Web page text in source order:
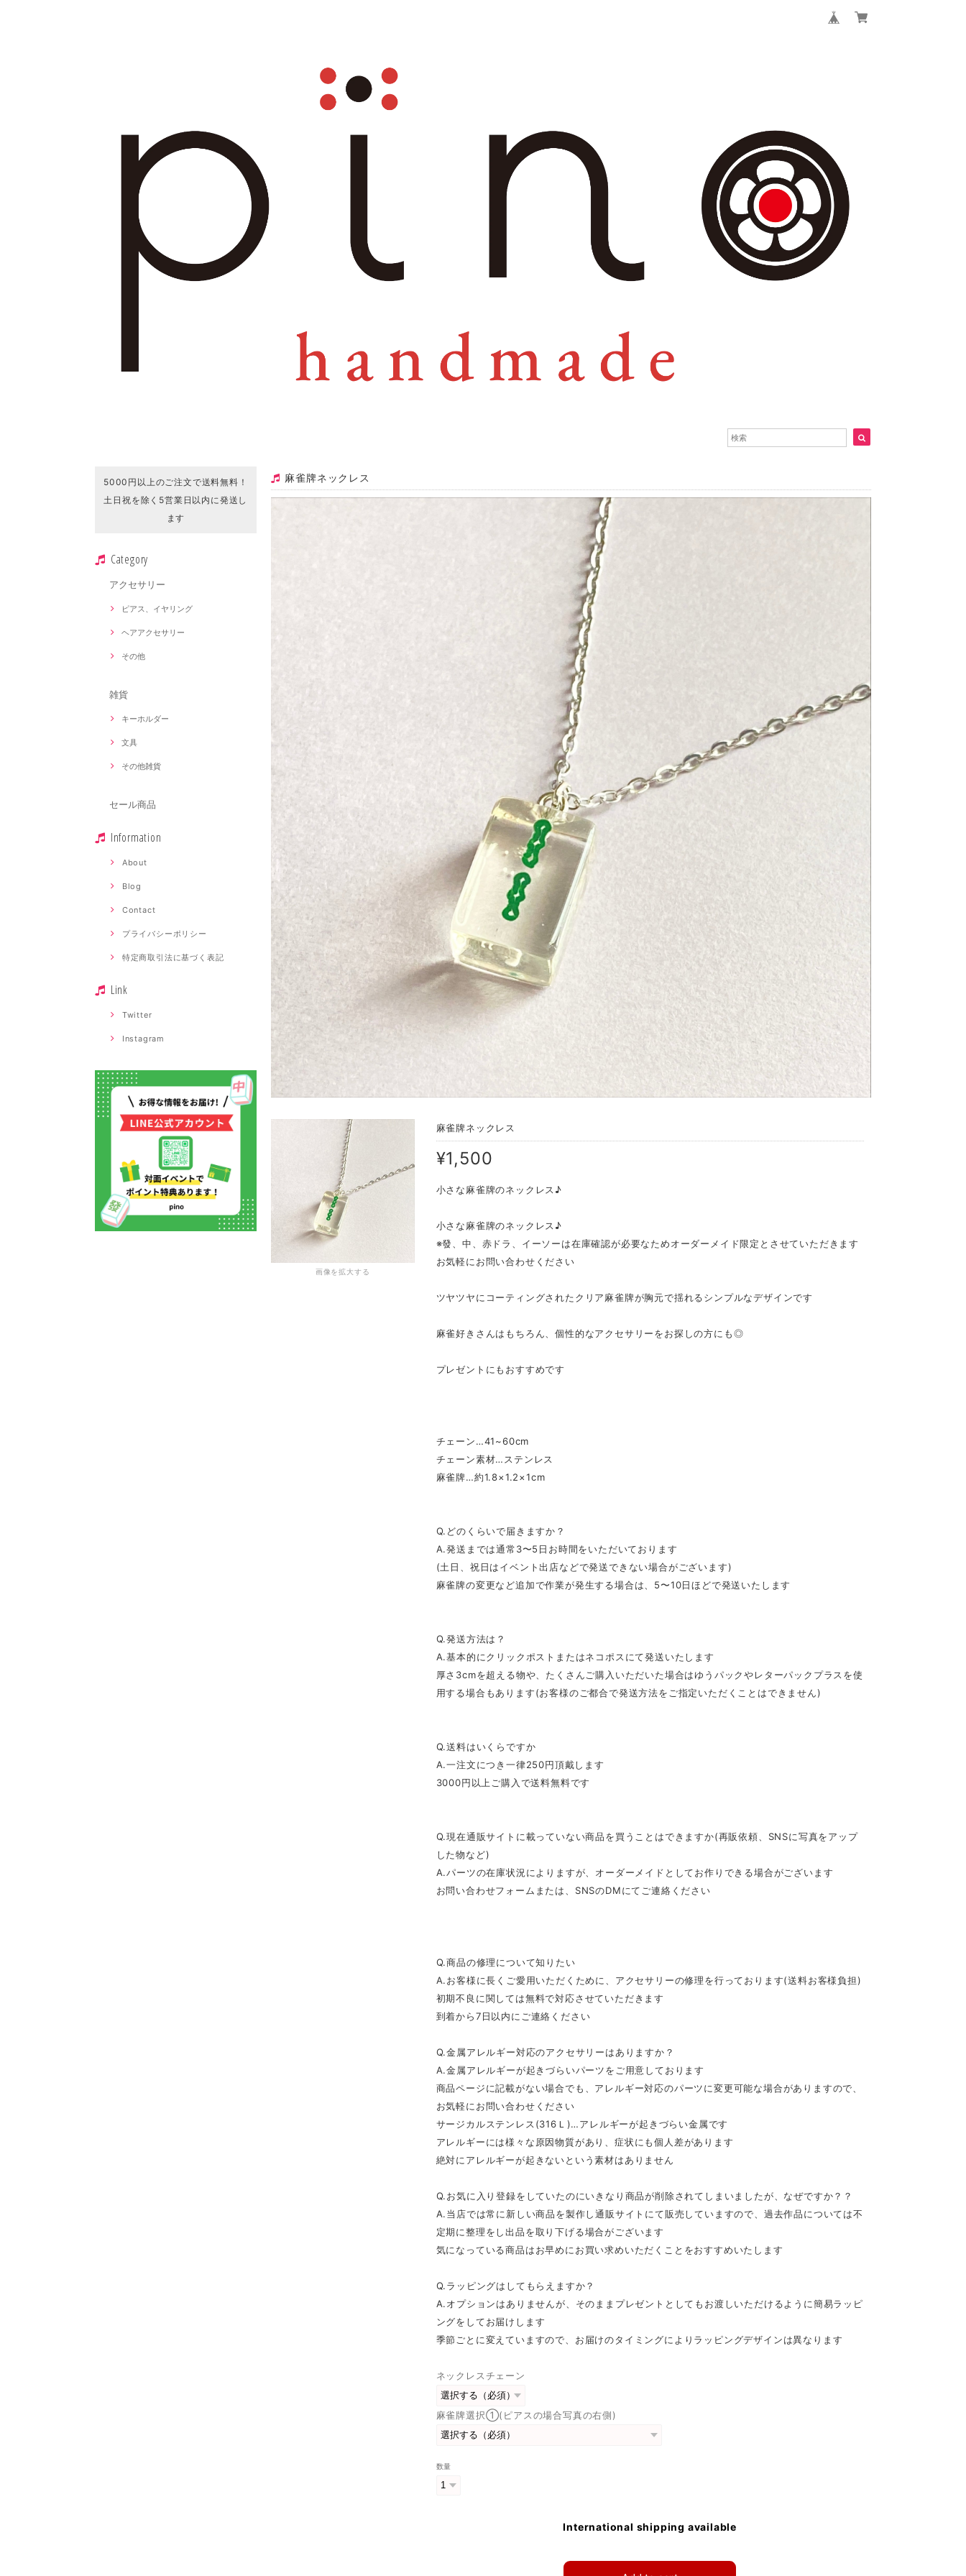
5000円以上のご注文で送料無料！
土日祝を除く5営業日以内に発送し
ます
Category
アクセサリー
ピアス、イヤリング
ヘアアクセサリー
その他
雑貨
キーホルダー
文具
その他雑貨
セール商品
Information
About
Blog
Contact
プライバシーポリシー
特定商取引法に基づく表記
Link
Twitter
Instagram
麻雀牌ネックレス
画像を拡大する
麻雀牌ネックレス
¥1,500
小さな麻雀牌のネックレス♪
小さな麻雀牌のネックレス♪
※發、中、赤ドラ、イーソーは在庫確認が必要なためオーダーメイド限定とさせていただきます
お気軽にお問い合わせください
ツヤツヤにコーティングされたクリア麻雀牌が胸元で揺れるシンプルなデザインです
麻雀好きさんはもちろん、個性的なアクセサリーをお探しの方にも◎
プレゼントにもおすすめです
チェーン…41~60cm
チェーン素材…ステンレス
麻雀牌…約1.8×1.2×1cm
Q.どのくらいで届きますか？
A.発送までは通常3〜5日お時間をいただいております
(土日、祝日はイベント出店などで発送できない場合がございます)
麻雀牌の変更など追加で作業が発生する場合は、5〜10日ほどで発送いたします
Q.発送方法は？
A.基本的にクリックポストまたはネコポスにて発送いたします
厚さ3cmを超える物や、たくさんご購入いただいた場合はゆうパックやレターパックプラスを使
用する場合もあります(お客様のご都合で発送方法をご指定いただくことはできません)
Q.送料はいくらですか
A.一注文につき一律250円頂戴します
3000円以上ご購入で送料無料です
Q.現在通販サイトに載っていない商品を買うことはできますか(再販依頼、SNSに写真をアップ
した物など)
A.パーツの在庫状況によりますが、オーダーメイドとしてお作りできる場合がございます
お問い合わせフォームまたは、SNSのDMにてご連絡ください
Q.商品の修理について知りたい
A.お客様に長くご愛用いただくために、アクセサリーの修理を行っております(送料お客様負担)
初期不良に関しては無料で対応させていただきます
到着から7日以内にご連絡ください
Q.金属アレルギー対応のアクセサリーはありますか？
A.金属アレルギーが起きづらいパーツをご用意しております
商品ページに記載がない場合でも、アレルギー対応のパーツに変更可能な場合がありますので、
お気軽にお問い合わせください
サージカルステンレス(316Ｌ)…アレルギーが起きづらい金属です
アレルギーには様々な原因物質があり、症状にも個人差があります
絶対にアレルギーが起きないという素材はありません
Q.お気に入り登録をしていたのにいきなり商品が削除されてしまいましたが、なぜですか？？
A.当店では常に新しい商品を製作し通販サイトにて販売していますので、過去作品については不
定期に整理をし出品を取り下げる場合がございます
気になっている商品はお早めにお買い求めいただくことをおすすめいたします
Q.ラッピングはしてもらえますか？
A.オプションはありませんが、そのままプレゼントとしてもお渡しいただけるように簡易ラッピ
ングをしてお届けします
季節ごとに変えていますので、お届けのタイミングによりラッピングデザインは異なります
ネックレスチェーン
麻雀牌選択①(ピアスの場合写真の右側)
数量
International shipping available